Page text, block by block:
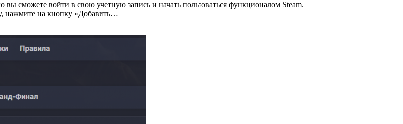
сможете войти в свою учетную запись и начать пользоваться функционалом Steam.
нажмите на кнопку «Добавить…